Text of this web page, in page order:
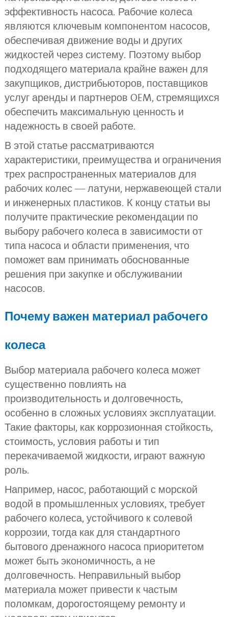
эффективность насоса. Рабочие колеса
являются ключевым компонентом насосов,
обеспечивая движение воды и других
жидкостей через систему. Поэтому выбор
подходящего материала крайне важен для
закупщиков, дистрибьюторов, поставщиков
услуг аренды и партнеров OEM, стремящихся
обеспечить максимальную ценность и
надежность в своей работе.
В этой статье рассматриваются
характеристики, преимущества и ограничения
трех распространенных материалов для
рабочих колес — латуни, нержавеющей стали
и инженерных пластиков. К концу статьи вы
получите практические рекомендации по
выбору рабочего колеса в зависимости от
типа насоса и области применения, что
поможет вам принимать обоснованные
решения при закупке и обслуживании
насосов.
Почему важен материал рабочего
колеса
Выбор материала рабочего колеса может
существенно повлиять на
производительность и долговечность,
особенно в сложных условиях эксплуатации.
Такие факторы, как коррозионная стойкость,
стоимость, условия работы и тип
перекачиваемой жидкости, играют важную
роль.
Например, насос, работающий с морской
водой в промышленных условиях, требует
рабочего колеса, устойчивого к солевой
коррозии, тогда как для стандартного
бытового дренажного насоса приоритетом
может быть экономичность, а не
долговечность. Неправильный выбор
материала может привести к частым
поломкам, дорогостоящему ремонту и